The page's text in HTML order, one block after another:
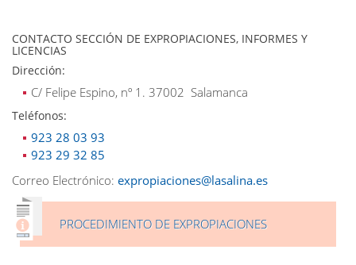
CONTACTO SECCIÓN DE EXPROPIACIONES, INFORMES Y
LICENCIAS
Dirección:
C/ Felipe Espino, nº 1. 37002 Salamanca
Teléfonos:
923 28 03 93
923 29 32 85
Correo Electrónico: expropiaciones@lasalina.es
PROCEDIMIENTO DE EXPROPIACIONES